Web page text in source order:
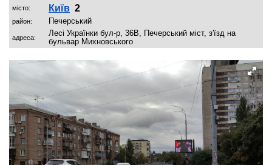
місто: Київ 2
район: Печерський
адреса:
Лесі Українки бул-р, 36В, Печерський міст, з'їзд на
бульвар Михновського